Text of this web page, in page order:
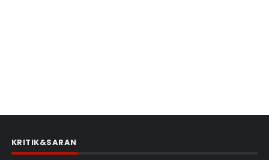
KRITIK&SARAN